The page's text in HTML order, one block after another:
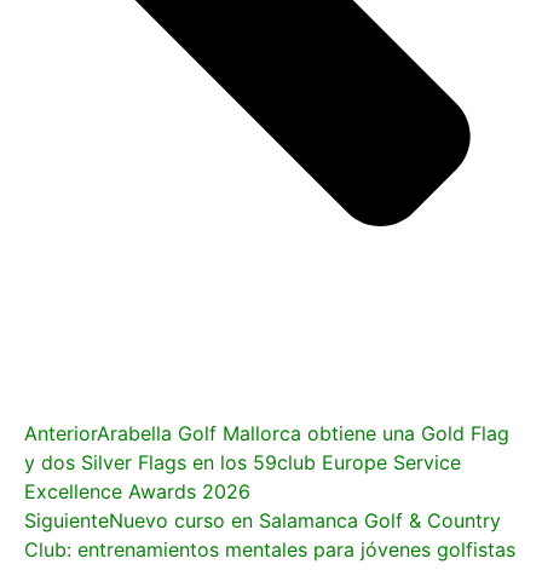
AnteriorArabella Golf Mallorca obtiene una Gold Flag
y dos Silver Flags en los 59club Europe Service
Excellence Awards 2026
SiguienteNuevo curso en Salamanca Golf & Country
Club: entrenamientos mentales para jóvenes golfistas